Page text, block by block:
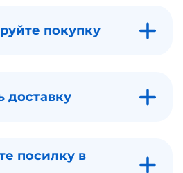
покупку
доставку
посилку в